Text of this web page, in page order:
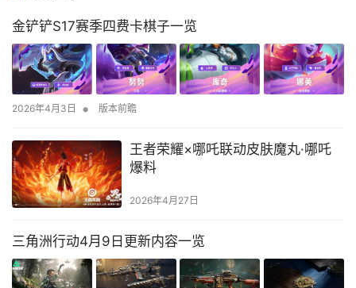
金铲铲S17赛季四费卡棋子一览
2026年4月3日 • 版本前瞻
王者荣耀×哪吒联动皮肤魔丸·哪吒
爆料
2026年4月27日
三角洲行动4月9日更新内容一览